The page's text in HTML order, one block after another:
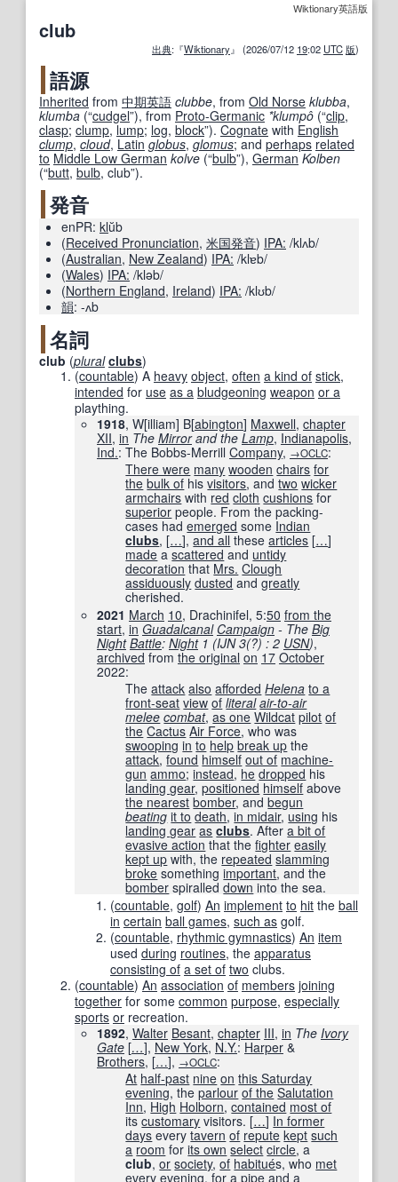
Wiktionary英語版
club
出典:『Wiktionary』 (2026/07/12 19:02 UTC 版)
語源
Inherited from 中期英語 clubbe, from Old Norse klubba,
klumba (“cudgel”), from Proto-Germanic *klumpô (“clip,
clasp; clump, lump; log, block”). Cognate with English
clump, cloud, Latin globus, glomus; and perhaps related
to Middle Low German kolve (“bulb”), German Kolben
(“butt, bulb, club”).
発音
enPR: klŭb
(Received Pronunciation, 米国発音) IPA: /klʌb/
(Australian, New Zealand) IPA: /klɐb/
(Wales) IPA: /kləb/
(Northern England, Ireland) IPA: /klʊb/
韻: -ʌb
名詞
club (plural clubs)
(countable) A heavy object, often a kind of stick,
intended for use as a bludgeoning weapon or a
plaything.
1918, W[illiam] B[abington] Maxwell, chapter
XII, in The Mirrorand the Lamp, Indianapolis,
Ind.: The Bobbs-Merrill Company, →OCLC:
There were many wooden chairs for
the bulk of hisvisitors, andtwo wicker
armchairs with red cloth cushions for
superior people. From the packing-
cases hademerged some Indian
clubs, […],and all thesearticles […]
made ascattered and untidy
decoration that Mrs. Clough
assiduously dusted andgreatly
cherished.
2021 March 10, Drachinifel, 5:50 from the
start, in Guadalcanal Campaign - The Big
Night Battle: Night1 (IJN 3(?) : 2 USN)‎,
archived from the original on 17 October
2022:
Theattack also afforded Helena to a
front-seat view of literal air-to-air
melee combat,as one Wildcat pilot of
the Cactus Air Force, who was
swooping in to help break up the
attack,found himself out of machine-
gun ammo;instead, he dropped his
landing gear,positioned himself above
the nearest bomber, andbegun
beating it to death,in midair, using his
landing gear as clubs. Aftera bit of
evasive action that thefighter easily
kept up with, the repeated slamming
broke somethingimportant, and the
bomber spiralleddown into the sea.
(countable, golf) An implement to hit the ball
in certain ball games, such as golf.
(countable, rhythmic gymnastics) An item
used during routines, the apparatus
consisting of a set of two clubs.
(countable) An association of members joining
together for some common purpose, especially
sports or recreation.
1892, Walter Besant, chapter III, in The Ivory
Gate […], New York, N.Y.: Harper &
Brothers, […], →OCLC:
At half-past nine on this Saturday
evening, theparlour of the Salutation
Inn, High Holborn,contained most of
itscustomary visitors. […] In former
days everytavern of repute kept such
a room forits own select circle, a
club,or society,of habitués, who met
every evening,for a pipe and a